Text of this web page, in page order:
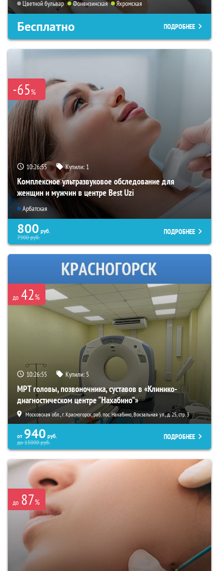
Цветной бульвар Фонвизинская Яхромская
Бесплатно ПОДРОБНЕЕ
-65%
10:26:54 Купили: 1
Комплексное ультразвуковое обследование для
женщин и мужчин в центре Best Uzi
Арбатская
800 руб.
7900руб.
ПОДРОБНЕЕ
до 42%
10:26:54 Купили: 5
МРТ головы, позвоночника, суставов в «Клинико-
диагностическом центре “Нахабино”»
Московская обл., г. Красногорск, раб. пос. Нахабино, Вокзальная ул., д. 25, стр. 3
от 940 руб.
до15000руб.
ПОДРОБНЕЕ
до 87%